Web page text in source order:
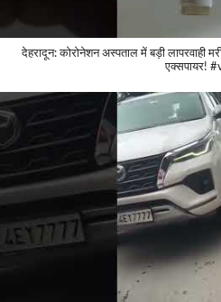
देहरादून: कोरोनेशन अस्पताल में बड़ी लापरवाही
एक्सपायर!